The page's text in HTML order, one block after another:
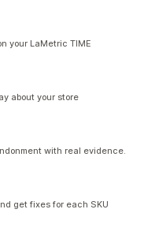
your LaMetric TIME
about your store
with real evidence.
get fixes for each SKU